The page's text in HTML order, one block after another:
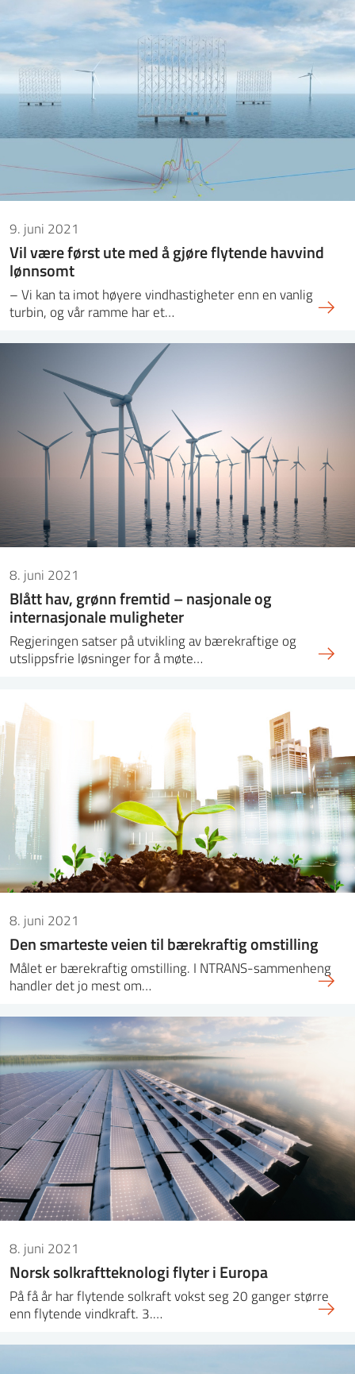
9. juni 2021
Vil være først ute med å gjøre flytende havvind
lønnsomt
– Vi kan ta imot høyere vindhastigheter enn en vanlig
turbin, og vår ramme har et…
8. juni 2021
Blått hav, grønn fremtid – nasjonale og
internasjonale muligheter
Regjeringen satser på utvikling av bærekraftige og
utslippsfrie løsninger for å møte…
8. juni 2021
Den smarteste veien til bærekraftig omstilling
Målet er bærekraftig omstilling. I NTRANS-sammenheng
handler det jo mest om…
8. juni 2021
Norsk solkraftteknologi flyter i Europa
På få år har flytende solkraft vokst seg 20 ganger større
enn flytende vindkraft. 3.…